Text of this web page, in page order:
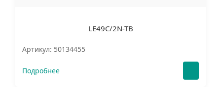
LE49C/2N-TB
Артикул: 50134455
Подробнее